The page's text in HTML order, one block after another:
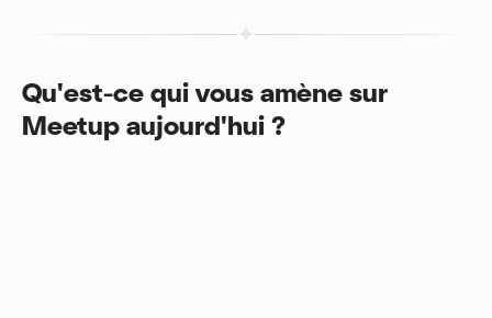
Qu'est-ce qui vous amène sur
Meetup aujourd'hui ?